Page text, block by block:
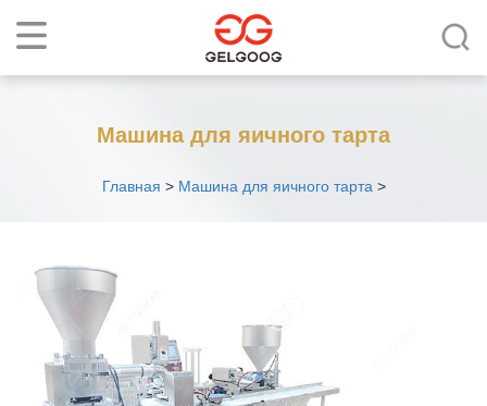
Машина для яичного тарта
Главная > Машина для яичного тарта >